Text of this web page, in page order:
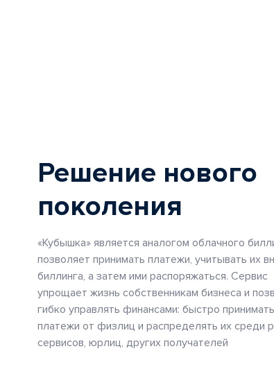
Решение нового
поколения
«Кубышка» является аналогом облачного
позволяет принимать платежи, учитывать их
биллинга, а затем ими распоряжаться. Сервис
упрощает жизнь собственникам бизнеса и
гибко управлять финансами: быстро принимать
платежи от физлиц и распределять их среди
сервисов, юрлиц, других получателей